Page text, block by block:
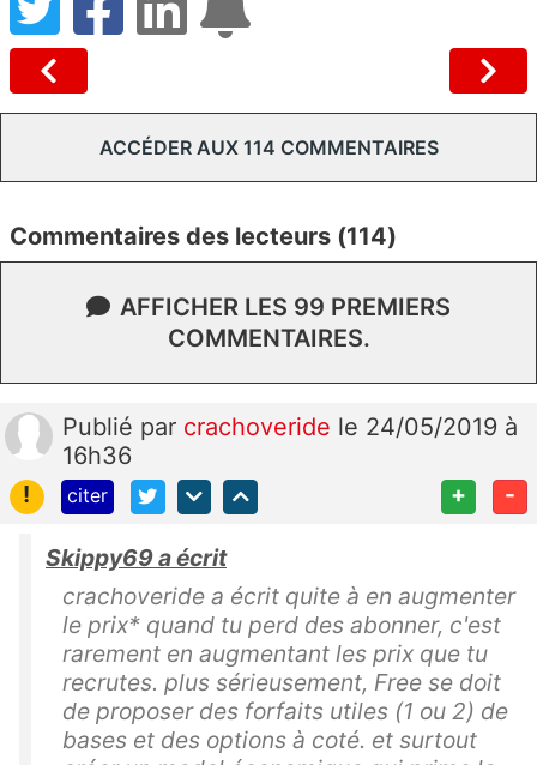
ACCÉDER AUX 114 COMMENTAIRES
Commentaires des lecteurs (114)
AFFICHER LES 99 PREMIERS
COMMENTAIRES.
Publié par crachoveride le 24/05/2019 à
16h36
!
citer + -
Skippy69 a écrit
crachoveride a écrit quite à en augmenter
le prix* quand tu perd des abonner, c'est
rarement en augmentant les prix que tu
recrutes. plus sérieusement, Free se doit
de proposer des forfaits utiles (1 ou 2) de
bases et des options à coté. et surtout